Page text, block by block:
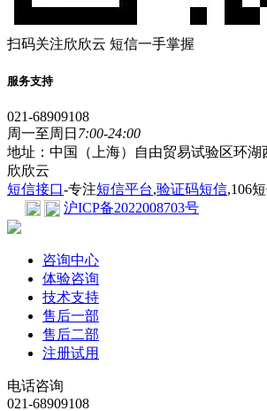
扫码关注欣欣云 短信一手掌握
服务支持
021-68909108
周一至周日 7:00-24:00
地址：中国（上海）自由贸易试验区环湖
欣欣云
短信接口-专注短信平台,验证码短信,106
沪ICP备2022008703号
咨询中心
体验咨询
技术支持
售后一部
售后二部
注册试用
电话咨询
021-68909108